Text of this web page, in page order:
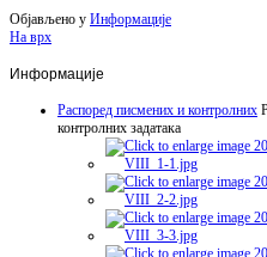
Објављено у Информације
На врх
Информације
Распоред писмених и контролних
контролних задатака